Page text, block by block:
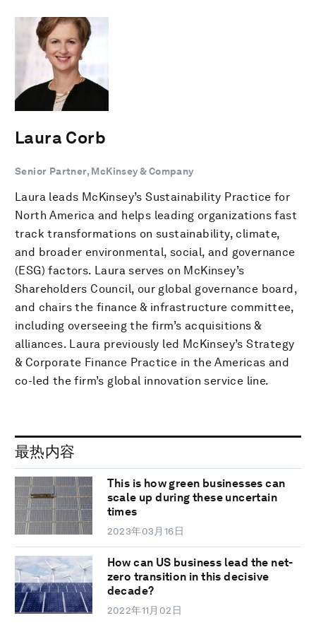
Laura Corb
Senior Partner, McKinsey & Company
Laura leads McKinsey’s Sustainability Practice for
North America and helps leading organizations fast
track transformations on sustainability, climate,
and broader environmental, social, and governance
(ESG) factors. Laura serves on McKinsey’s
Shareholders Council, our global governance board,
and chairs the finance & infrastructure committee,
including overseeing the firm’s acquisitions &
alliances. Laura previously led McKinsey’s Strategy
& Corporate Finance Practice in the Americas and
co-led the firm’s global innovation service line.
最热内容
This is how green businesses can
scale up during these uncertain
times
2023年03月16日
How can US business lead the net-
zero transition in this decisive
decade?
2022年11月02日